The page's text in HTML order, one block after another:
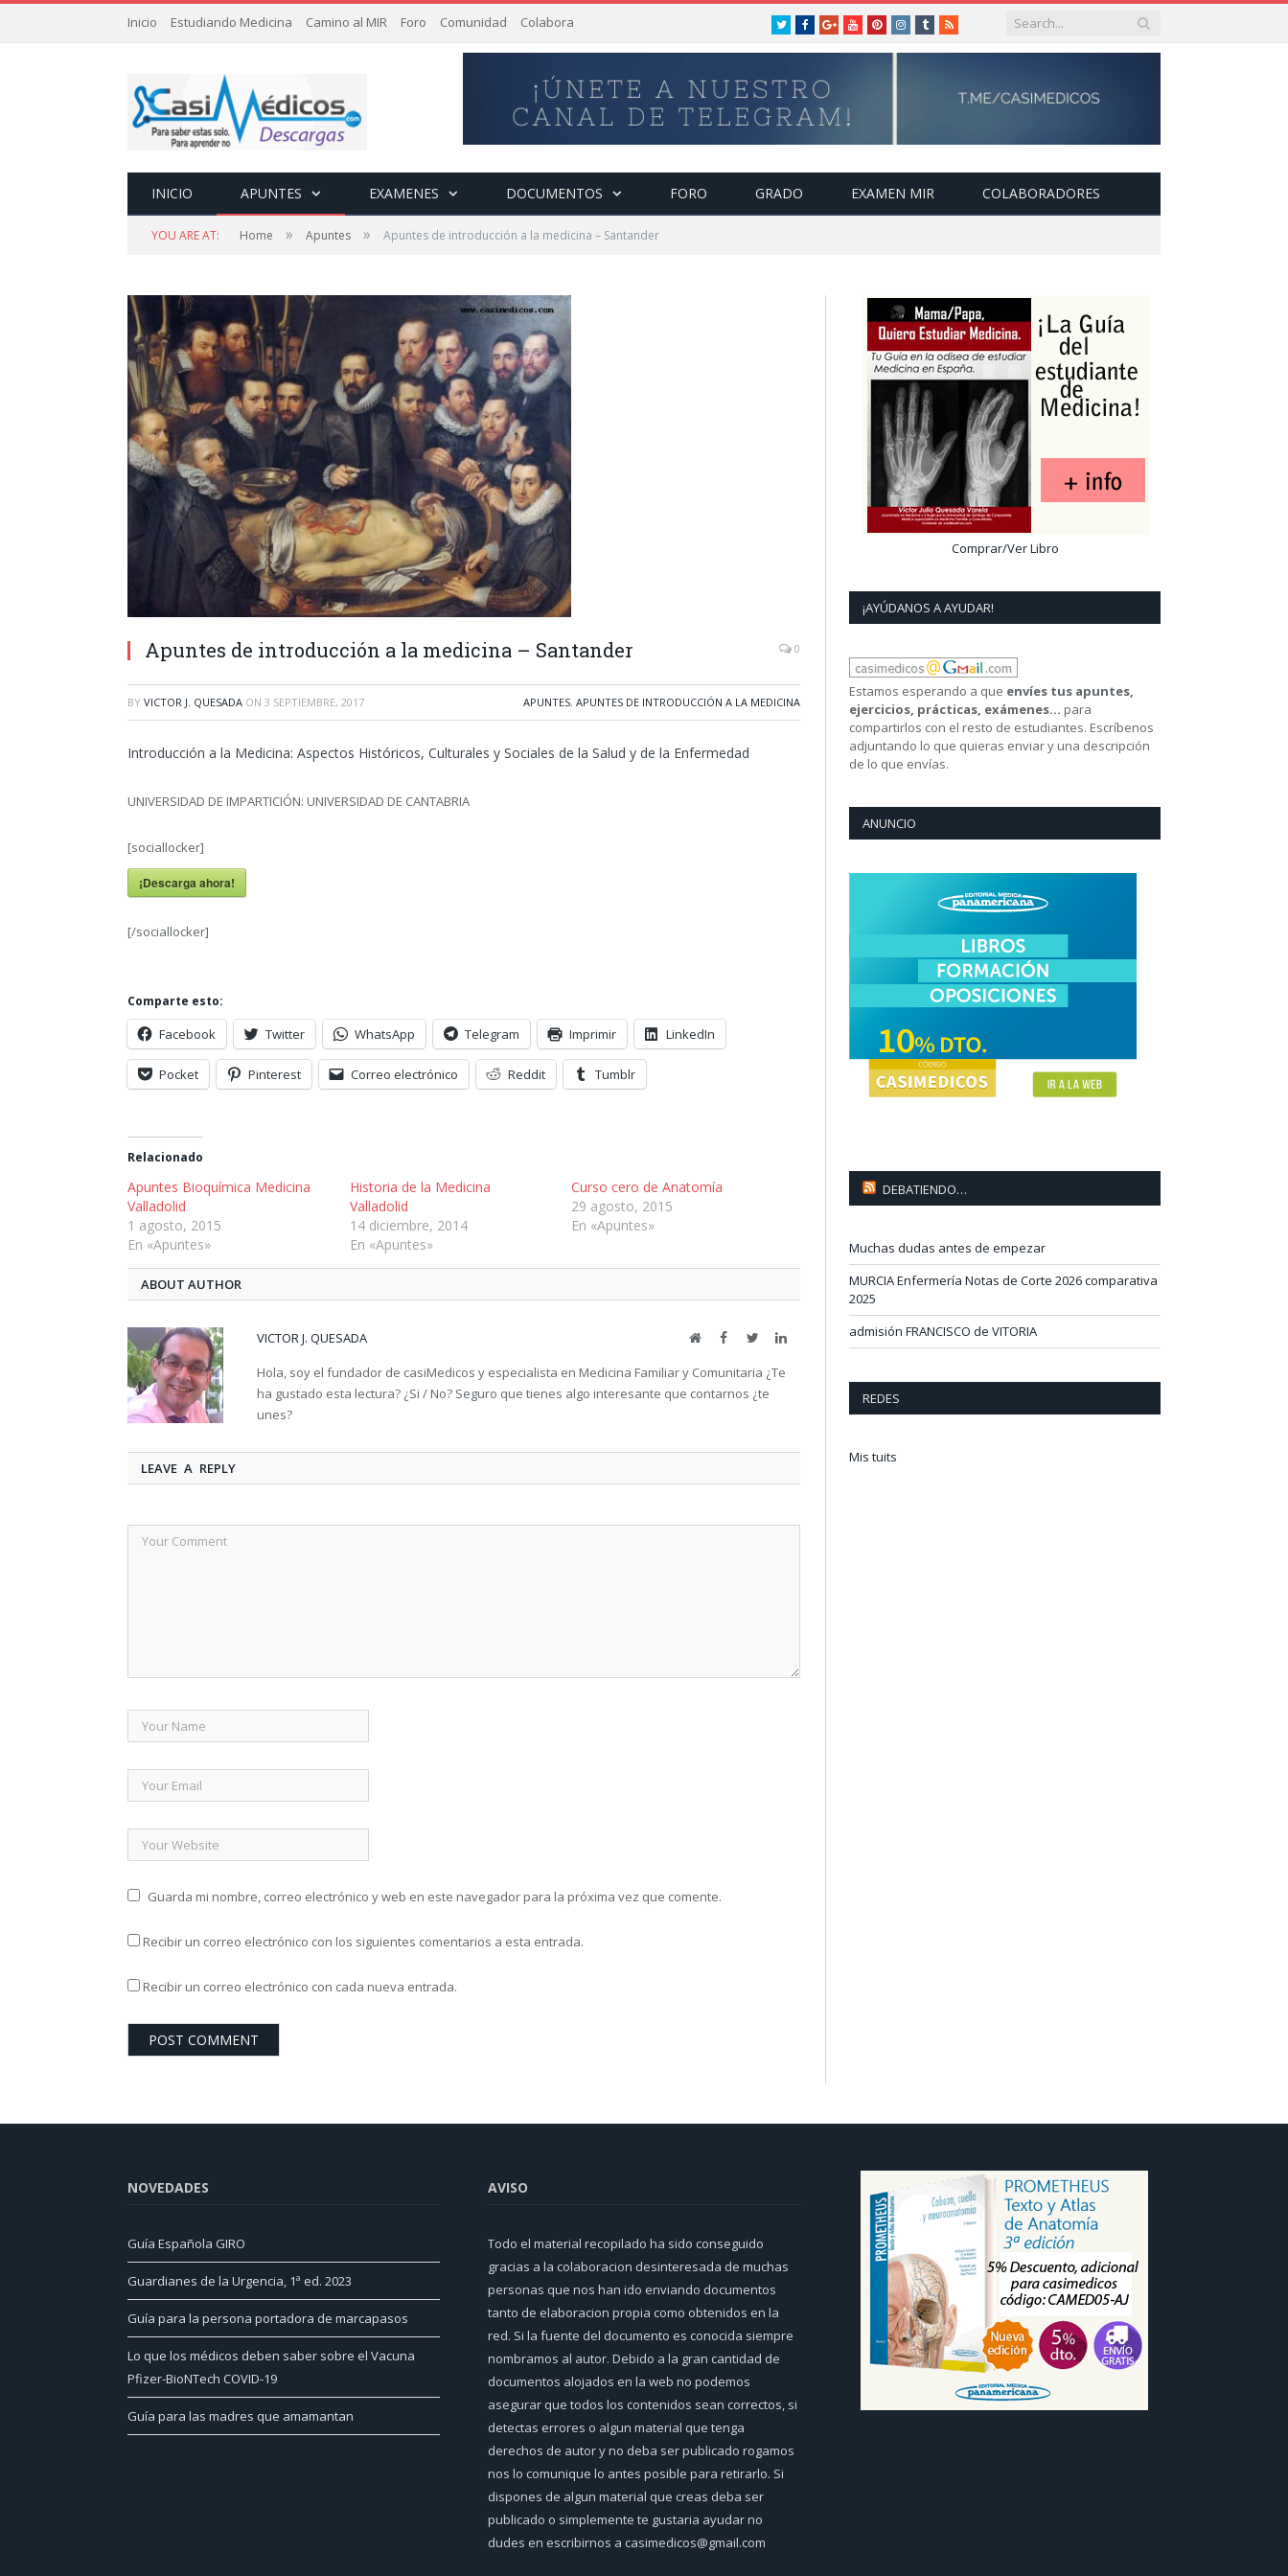
TwitterFacebookGoogle+
youtubePinterestinstagram
tumblrRSS
Inicio Estudiando Medicina Camino al MIR Foro Comunidad Colabora
INICIO APUNTES EXAMENES DOCUMENTOS FORO GRADO EXAMEN MIR COLABORADORES
YOU ARE AT: Home » Apuntes » Apuntes de introducción a la medicina – Santander
Apuntes de introducción a la medicina – Santander 0
BY VICTOR J. QUESADA ON 3 SEPTIEMBRE, 2017 APUNTES, APUNTES DE INTRODUCCIÓN A LA MEDICINA
Introducción a la Medicina: Aspectos Históricos, Culturales y Sociales de la Salud y de la Enfermedad
UNIVERSIDAD DE IMPARTICIÓN: UNIVERSIDAD DE CANTABRIA
[sociallocker]
¡Descarga ahora!
[/sociallocker]
Comparte esto:
Facebook Twitter WhatsApp Telegram Imprimir LinkedIn
Pocket Pinterest Correo electrónico Reddit Tumblr
Relacionado
Apuntes Bioquímica Medicina
Valladolid
1 agosto, 2015
En «Apuntes»
Historia de la Medicina
Valladolid
14 diciembre, 2014
En «Apuntes»
Curso cero de Anatomía
29 agosto, 2015
En «Apuntes»
ABOUT AUTHOR
VICTOR J. QUESADA WebsiteFacebook
TwitterLinkedIn
Hola, soy el fundador de casiMedicos y especialista en Medicina Familiar y Comunitaria ¿Te
ha gustado esta lectura? ¿Si / No? Seguro que tienes algo interesante que contarnos ¿te
unes?
LEAVE A REPLY
Guarda mi nombre, correo electrónico y web en este navegador para la próxima vez que comente.
Recibir un correo electrónico con los siguientes comentarios a esta entrada.
Recibir un correo electrónico con cada nueva entrada.
Comprar/Ver Libro
¡AYÚDANOS A AYUDAR!
Estamos esperando a que envíes tus apuntes,
ejercicios, prácticas, exámenes... para
compartirlos con el resto de estudiantes. Escríbenos
adjuntando lo que quieras enviar y una descripción
de lo que envías.
ANUNCIO
DEBATIENDO…
Muchas dudas antes de empezar
MURCIA Enfermería Notas de Corte 2026 comparativa
2025
admisión FRANCISCO de VITORIA
REDES
Mis tuits
NOVEDADES
Guía Española GIRO
Guardianes de la Urgencia, 1ª ed. 2023
Guía para la persona portadora de marcapasos
Lo que los médicos deben saber sobre el Vacuna
Pfizer-BioNTech COVID-19
Guía para las madres que amamantan
AVISO
Todo el material recopilado ha sido conseguido
gracias a la colaboracion desinteresada de muchas
personas que nos han ido enviando documentos
tanto de elaboracion propia como obtenidos en la
red. Si la fuente del documento es conocida siempre
nombramos al autor. Debido a la gran cantidad de
documentos alojados en la web no podemos
asegurar que todos los contenidos sean correctos, si
detectas errores o algun material que tenga
derechos de autor y no deba ser publicado rogamos
nos lo comunique lo antes posible para retirarlo. Si
dispones de algun material que creas deba ser
publicado o simplemente te gustaria ayudar no
dudes en escribirnos a casimedicos@gmail.com